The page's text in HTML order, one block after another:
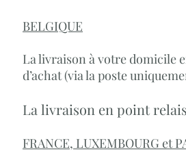
BELGIQUE
La livraison à votre domicile
d’achat (via la poste
La livraison en point
FRANCE, LUXEMBOURG et